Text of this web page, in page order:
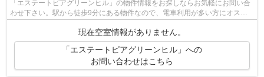
「エステートピアグリーンヒル」の物件情報をお探しならお気軽にお問い合
わせ下さい。駅から徒歩9分にある物件なので、電車利用が多い方にオスス
現在空室情報がありません。
「エステートピアグリーンヒル」への
お問い合わせはこちら